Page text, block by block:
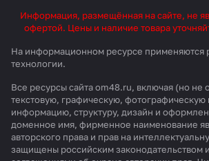
Информация, размещённая на сайте, не
офертой. Цены и наличие товара
На информационном ресурсе применяются
технологии.
Все ресурсы сайта om48.ru, включая (но не
текстовую, графическую, фотографическую
информацию, структуру, дизайн и
доменное имя, фирменное наименование
авторского права и прав на
защищены российским законодательством